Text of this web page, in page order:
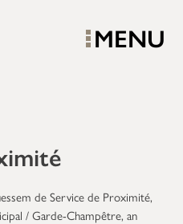
MENU
de Service de Proximité,
/ Garde-Champêtre, an